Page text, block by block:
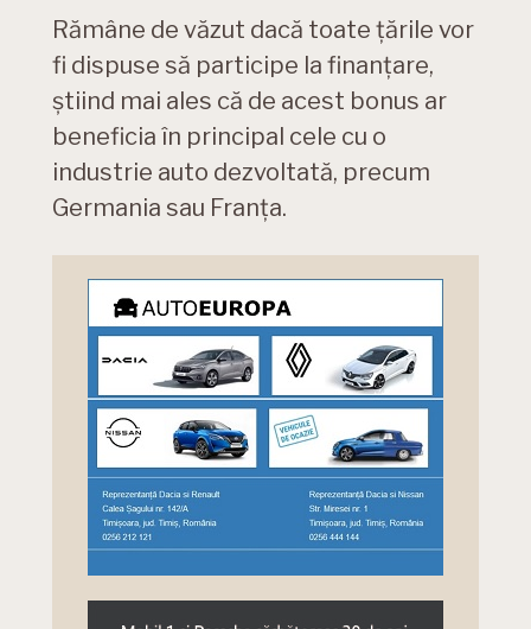
Rămâne de văzut dacă toate țările vor
fi dispuse să participe la finanțare,
știind mai ales că de acest bonus ar
beneficia în principal cele cu o
industrie auto dezvoltată, precum
Germania sau Franța.